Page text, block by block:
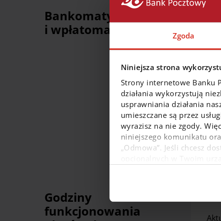
Zgoda
Niniejsza strona
Strony internetowe Banku
działania wykorzystują
usprawniania działania
umieszczane są przez
wyrazisz na nie zgody.
niniejszego komunikatu
„Odmowa”. Jeśli chcesz
danych osobowych, w
Bankomaty
i wpłatomaty
Godziny
funkcjonowania